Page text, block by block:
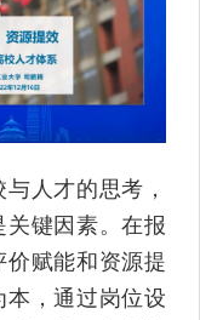
人才的思考，
键因素。在报
赋能和资源提
，通过岗位设